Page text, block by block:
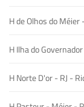
H de Olhos do Méier
H Ilha do
H Norte D'or - RJ -